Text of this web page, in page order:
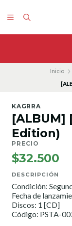
Inicio
KAGRRA
[ALBUM]
Edition)
PRECIO
$32.500
DESCRIPCIÓN
Condición:
Fecha de
Discos: 1 [CD]
Código: PSTA-